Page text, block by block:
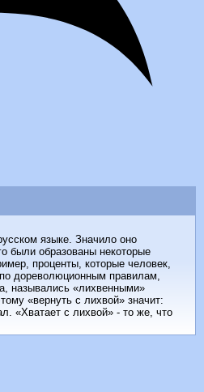
языке. Значило оно
были образованы некоторые
проценты, которые человек,
дореволюционным правилам,
назывались «лихвенными»
«вернуть с лихвой» значит:
«Хватает с лихвой» - то же, что